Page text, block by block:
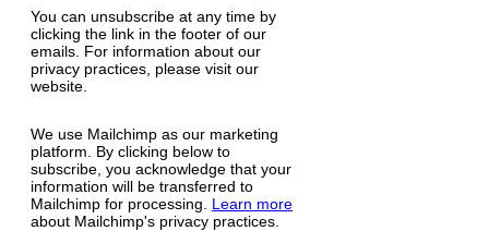
You can unsubscribe at any time by
clicking the link in the footer of our
emails. For information about our
privacy practices, please visit our
website.
We use Mailchimp as our marketing
platform. By clicking below to
subscribe, you acknowledge that your
information will be transferred to
Mailchimp for processing. Learn more
about Mailchimp's privacy practices.